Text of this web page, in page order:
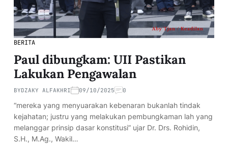
BERITA
Paul dibungkam: UII Pastikan
Lakukan Pengawalan
BYDZAKY ALFAKHRI 09/10/2025 0
“mereka yang menyuarakan kebenaran bukanlah tindak
kejahatan; justru yang melakukan pembungkaman lah yang
melanggar prinsip dasar konstitusi” ujar Dr. Drs. Rohidin,
S.H., M.Ag., Wakil…